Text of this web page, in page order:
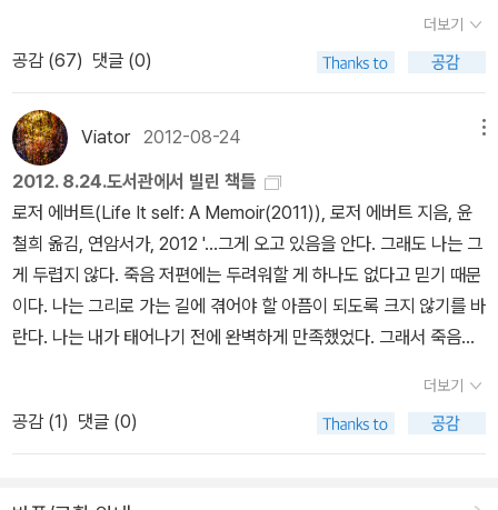
el’이란 ‘끝이 없음’, ‘변함없음’이 아니라 “시간을 벗어난 것”(153쪽)
틴어의 carus에 어원을 두고 있는데, 이와 같은 어원을 두고 있는 단
어가 ‘어루만지다caresse’이다. 그래서 낭시는 “사랑의 제스처는 당
연히 어루만짐”이라고, 그것은 타인이라는 “현존에 고백하고 있음을
보여 주는”(133쪽) 행위라고 말한다. 이를 볼 때 낭시의 철학에서 ‘접
촉’이 핵심을 이루고 있다는 것은 새삼스러운 일이 아니다(데리다가
낭시에 대해 쓴 책 제목도 『접촉, 장-뤽 낭시』다).어루만짐은 사랑에
서 중요한 것이 상대의 현존임을, 그의 감촉임을, 그리고 어떻게 보면
그것 외에 아무것도 아님을 보여 주는 행위입니다.그것 외엔 아무것
도 아닌 그 순수한 현존이란 무엇일까요? 그 현존은 가치 있는 유일
한 한 가지 사실이, 타인의 존재가 내 마음에 있음을, 나와 분리할 수
수 있다. 촉각은 몸 전체의 감각이라고 말했던 루크레티우스처럼, 그
기를 해주거나 글을 쓰는 일들을. 그렇게 책 한 권을 읽고난 후에 내
감상과 생각을 정리하는 일은, 그것을 온전히 내 것으로 만드는 일이
다. 물론 그렇게해도 시간이 지나면 다 까먹긴 하지만.....어떻게든 미
미하게라도 영향을 미칠 거라고 나는 생각한다. 그런 것들이 쌓이고
쌓여서 모이고 모여서 지금의 내가 된 것일테니까. 토요일에 만난 친
구1은 내게 '인복이 많다', '복 받은 사람이다' 라는 얘기를 했는데, 나
역시 그렇게 생각한다. 지금 내 곁에 남아있는 친구들은 하나같이 다
들 너무 멋져! 요즘엔 자기 머리로 생각하고 판단하고 행동한다는 것
이 얼마나 힘든 일인가를 생각하는데, 내 주변의 친구들은 다들 이런
친구들이다. 자기가 생각하고 판단하고 행동하는 친구들. 그러니 앞
으로 친구들을 보면서 배우는 것도 엄청 많을 거다. 지금까지 그래왔
던 것처럼. 나는 또 친구들 너무 좋으면 참을 수가 없어서, 사랑이 샘
솟으면 참을 수가 없어서 바로바로 다 말하곤 하는데, 방금전에도 다
없었어...... 아아, 나는 뒤늦게 공부를 열심히 하는 학생이면서, 사랑
다 싶었더니 그녀의 추천이었다. 사춘기 반항아처럼 그렇다고 안읽고
싶어지는 건 아니니 그녀의 추천을 고맙게 수용하기로 했다. 정여울
이 추천한 책은 장 뤽 낭시의 <신, 정의, 사랑, 아름다움>인데 이 책이
가장 읽고 싶어진 이유는 이 책이 강의록 모음이라는 것이 가장 크다.
정여울의 말처럼 '위대한 철학자의 멋진 강의를 몰래 청강하는 은밀
한 기쁨'을 느끼고 싶은 마음 때문이다. 그런데 문장에 수식이 참 많
군! 정여울의 문장이 내 스타일은 아닌 것은 분명한 듯 하다.^^
정신과 전문의 하지현이 추천한 책 <화풀이 본능>은 현대인들
이 읽으면 자신의 감정을 조절하는 데에 도움이 될 것 같아 읽고 싶어
졌다. 우리가 보복도 복수도 아닌 화풀이를 하는 원인을 파악하면 그
러한 행동을 줄일 수 있을 것이라는 하지현의 말에 공감되었다. 정신
과 전문의라는 직업이 이 책을 추천하는 데에 좀더 힘을 보탠 것 같다.
<전쟁은 속임수다>도 읽고 싶어졌다. 나름 유학 전문가인 황희경이
수 포함됐다. <세계를 팔아버린 남자>와 <비통한 자들을 위한 정치
반이 버려지는데 누군가는 굶어죽는가>가 그것이다. 아, 김상봉의 <
기업은 누구의 것인가>도 빠뜨려서는 안된다. 6. 과학 <얽힘의
시대>는 과학책 읽는 독자가 많았으면 아까운 책으로 선정되지 않았
을 괜찮은 책이다. 이 분야에 거의 문외한이긴 하지만 그쪽을 전공하
는 친구가 이 분야에선 좋은 책이라고 일러줬다. 역시나 뇌과학에 관
한 책도 포함이 됐다. 과학 분야도 괜찮은 책이 많은데 리스트가 아쉽
다. 7.편집자가 뽑은 우리 출판사 아까운 책
각 출판사 편집자들이 뽑은 책에서는 자사가 편
술의 조건>이나 <진리와 방법>, <영국 노동운동의 역사>, <성찰하
는 삶>, <한중일이 함께 쓴 동아시아 근현대사>, <헌법 사용 설명서
>, <과학을 성찰하다>의 경우 나도 강추하고 싶은 책 중 하나다.
만한 책으로 골라놓았었으니까. 8월에 나온 책으론 김연수의 <파도
가 바다의 일이라면>(자음과모음, 2012)이 있다. 숲에도 가보고 바
다에도 가보고 하면 되겠다. 여유가 되시는 분들은 '시카고'까지 다녀
와도 될까. 정한아의 <리틀 시카고>(문학동네, 2012)도 8월에 나온
책이고 9월에 읽어볼 만한 책이다. 외국소설로는 독일의 최근작들
에 눈길을 돌려본다. 국적으론 스위스 작가인 크리스티안 크라흐트의
소설 두 편이 번역돼 나왔다. 1995년에 데뷔하여 평단의 논쟁을 불
러일으킨 작가라고 하는데, 데뷔작 <파저란트>(문학과지성사, 201
2)와 <나 여기 있으리 햇빛 속에 그리고 그늘 속에>(문학과지성사, 2
012) 두 작품이 번역됐고, 올해 나온 <임페리움>도 곧 소개될 예졍
이라고. 2006년엔 북한을 방문하고 사진집 <총체적 기억 - 김정일
의 북한>을 출간했다는 이력이 눈길을 끈다(이것도 소개되면 좋지 않
을까). 샤를로테 링크의 <관찰자>(뿔, 2012)도 흥미를 끄는 작품. 작
우리에게도 더 소개될 듯싶다. 2. 역사 김기덕 교수가 추천한 책은
더보기
공감 (67) 댓글 (0)
Viator2012-08-24
2012. 8.24.도서관에서 빌린 책들
로저 에버트(Life It self: A Memoir(2011)), 로저 에버트 지음, 윤
철희 옮김, 연암서가, 2012 '...그게 오고 있음을 안다. 그래도 나는 그
게 두렵지 않다. 죽음 저편에는 두려워할 게 하나도 없다고 믿기 때문
이다. 나는 그리로 가는 길에 겪어야 할 아픔이 되도록 크지 않기를 바
란다. 나는 내가 태어나기 전에 완벽하게 만족했었다. 그래서 죽음도
예상하지는 않는다. 하지만 죽음은 내가 이 글을 쓰고 있는 지금 당장
일어날 수도 있다. 언젠가 사귄지 35년 된 친구인 짐 토백과 얘기하
던 중이었다. 대화는 늘 그랬듯 우리의 죽음에 대한 얘기로 접어들었
더보기
공감 (1) 댓글 (0)